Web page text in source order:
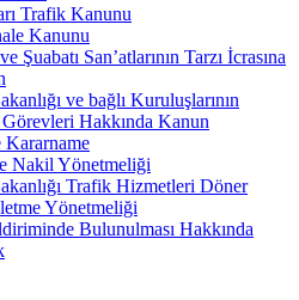
Trafik Kanunu
Kanunu
Şuabatı San’atlarının Tarzı İcrasına
ve bağlı Kuruluşlarının
Hakkında Kanun
Nakil Yönetmeliği
Trafik Hizmetleri Döner
Yönetmeliği
Bulunulması Hakkında